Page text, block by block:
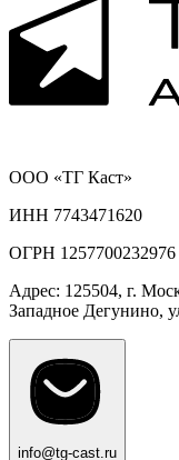
ООО «ТГ Каст»
ИНН 7743471620
ОГРН 1257700232976
Адрес: 125504, г.
Западное Дегунино,
info@tg-cast.ru